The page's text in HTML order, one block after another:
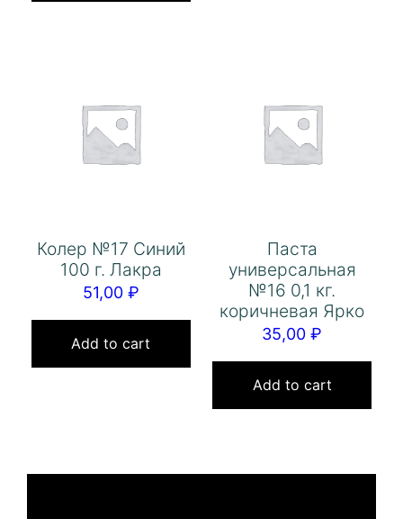
Колер №17 Синий
100 г. Лакра
51,00 ₽
Add to cart
Паста
универсальная
№16 0,1 кг.
коричневая Ярко
35,00₽
Add to cart